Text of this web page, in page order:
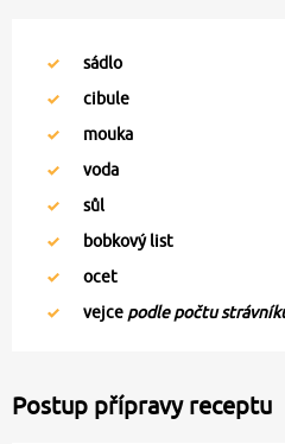
sádlo
cibule
mouka
voda
sůl
bobkový list
ocet
vejce podle počtu
Postup přípravy receptu